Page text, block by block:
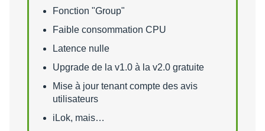
Fonction "Group"
Faible consommation CPU
Latence nulle
Upgrade de la v1.0 à la v2.0 gratuite
Mise à jour tenant compte des avis
utilisateurs
iLok, mais…